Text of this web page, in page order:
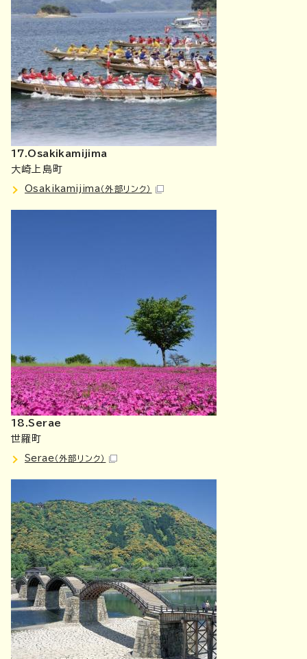
17.Osakikamijima
大崎上島町
Osakikamijima （外部リンク）
18.Serae
世羅町
Serae（外部リンク）